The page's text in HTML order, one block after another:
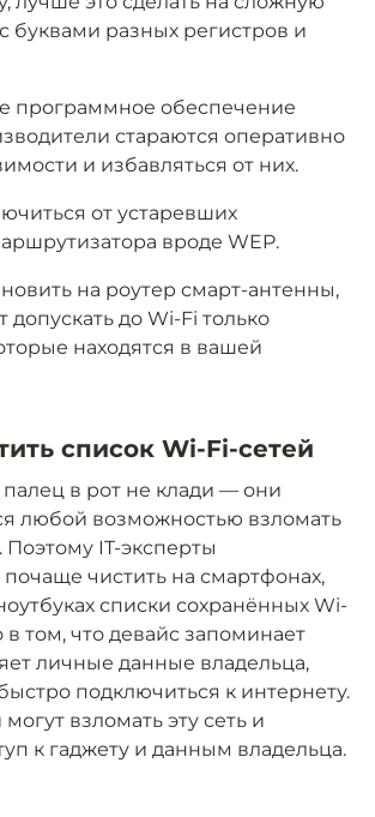
буквами разных регистров и
программное обеспечение
стараются оперативно
и избавляться от них.
от устаревших
вроде WEP.
на роутер смарт-антенны,
допускать до Wi-Fi только
находятся в вашей
список Wi-Fi-сетей
в рот не клади — они
любой возможностью взломать
Поэтому IT-эксперты
почаще чистить на смартфонах,
списки сохранённых Wi-
в том, что девайс запоминает
личные данные владельца,
подключиться к интернету.
взломать эту сеть и
к гаджету и данным владельца.